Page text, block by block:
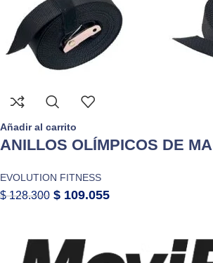
Añadir al carrito
ANILLOS OLÍMPICOS DE
EVOLUTION FITNESS
$128.300 $ 109.055